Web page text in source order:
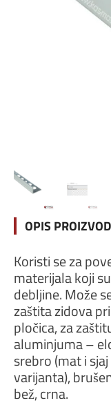
OPIS
Koristi se za
materijala koji
debljine. Može
zaštita zidova
pločica, za
aluminjuma –
srebro (mat i
varijanta),
bež, crna.